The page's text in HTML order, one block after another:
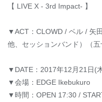
【 LIVE X - 3rd Impact- 】
▼ACT：CLOWD / ベル / 矢
他、セッションバンド）（五
▼DATE：2017年12月21日(
▼会場：EDGE Ikebukuro
▼時間：OPEN 17:30 /